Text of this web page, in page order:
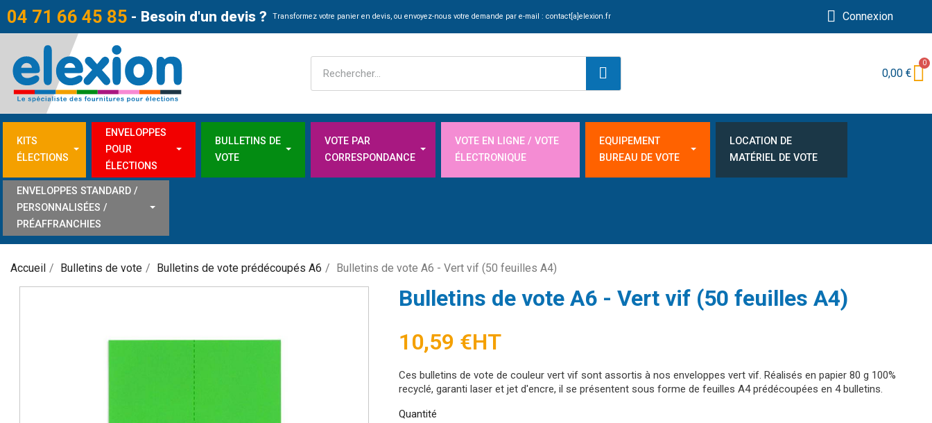
04 71 66 45 85 - Besoin d'un devis ? Transformez votre panier en devis, ou envoyez-nous votre demande par e-mail : contact[a]elexion.fr Connexion
0,00 €
KITS
ÉLECTIONS
ENVELOPPES
POUR
ÉLECTIONS
BULLETINS DE
VOTE
VOTE PAR
CORRESPONDANCE
VOTE EN LIGNE / VOTE
ÉLECTRONIQUE
EQUIPEMENT
BUREAU DE VOTE
LOCATION DE
MATÉRIEL DE VOTE
ENVELOPPES STANDARD /
PERSONNALISÉES /
PRÉAFFRANCHIES
Accueil Bulletins de vote Bulletins de vote prédécoupés A6 Bulletins de vote A6 - Vert vif (50 feuilles A4)
Bulletins de vote A6 - Vert vif (50 feuilles A4)
10,59 €HT
Ces bulletins de vote de couleur vert vif sont assortis à nos enveloppes vert vif. Réalisés en papier 80 g 100%
recyclé, garanti laser et jet d'encre, il se présentent sous forme de feuilles A4 prédécoupées en 4 bulletins.
Quantité